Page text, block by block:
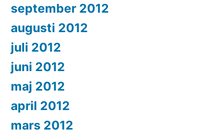
september 2012
augusti 2012
juli 2012
juni 2012
maj 2012
april 2012
mars 2012